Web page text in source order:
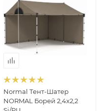
Normal Тент-Шатер
NORMAL Борей 2,4х2,2